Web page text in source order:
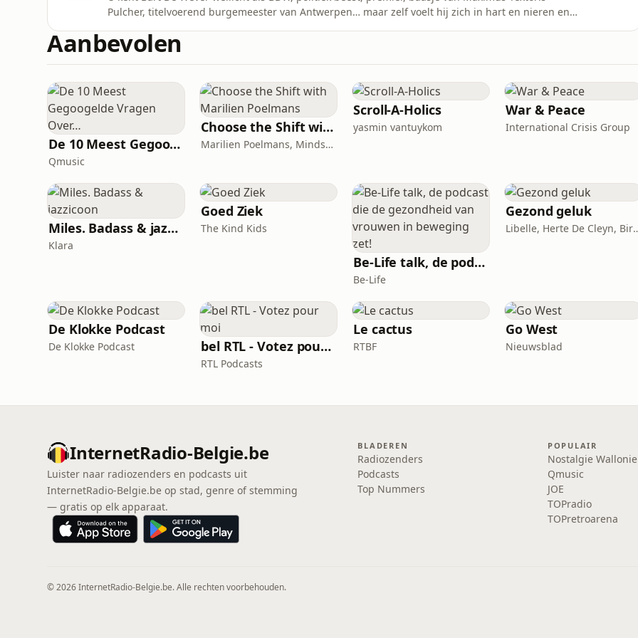
Pulcher, titelvoerend burgemeester van Antwerpen… maar zelf voelt hij zich in hart en nieren en
Vermant in de pen. Dat resulteerde in het boek ‘Het Verhaal van Antwerpen’ uitgegeven bij
Pelckmans.Naast al da
Aanbevolen
De 10 Meest Gegoogelde Vragen Over…
Qmusic
Choose the Shift with Marilien Poelmans
Marilien Poelmans, Mindset Mentor, Founder of the Mindset Shift Academy
Scroll-A-Holics
yasmin vantuykom
War & Peace
International Crisis Group
Miles. Badass & jazzicoon
Klara
Goed Ziek
The Kind Kids
Be-Life talk, de podcast die de gezondheid van vrouwen in beweging zet!
Be-Life
Gezond geluk
Libelle, Herte
De Klokke Podcast
De Klokke Podcast bel RTL - Votez pour moi
RTL Podcasts
Le cactus
RTBF
Go West
Nieuwsblad
InternetRadio-Belgie.be
Luister naar radiozenders en podcasts uit
InternetRadio-Belgie.be op stad, genre of stemming
— gratis op elk apparaat.
BLADEREN
Radiozenders
Podcasts
Top Nummers
POPULAIR
Nostalgie Wallonie
Qmusic
JOE
TOPradio
TOPretroarena
© 2026 InternetRadio-Belgie.be. Alle rechten voorbehouden.